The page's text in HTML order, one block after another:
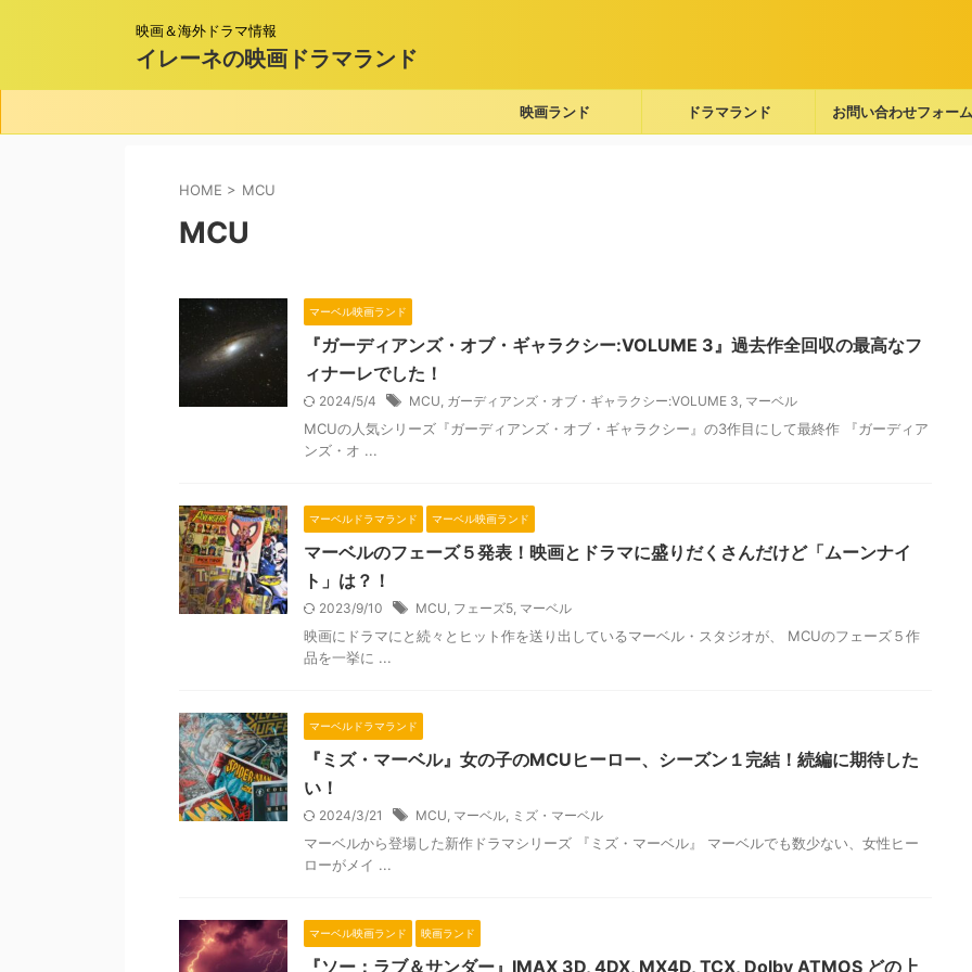
映画＆海外ドラマ情報
イレーネの映画ドラマランド
映画ランド ドラマランド お問い合わせフォーム
HOME > MCU
MCU
マーベル映画ランド
『ガーディアンズ・オブ・ギャラクシー:VOLUME 3』過去作全回収の最高なフ
ィナーレでした！
2024/5/4 MCU, ガーディアンズ・オブ・ギャラクシー:VOLUME 3, マーベル
MCUの人気シリーズ『ガーディアンズ・オブ・ギャラクシー』の3作目にして最終作 『ガーディア
ンズ・オ ...
マーベルドラマランド マーベル映画ランド
マーベルのフェーズ５発表！映画とドラマに盛りだくさんだけど「ムーンナイ
ト」は？！
2023/9/10 MCU, フェーズ5, マーベル
映画にドラマにと続々とヒット作を送り出しているマーベル・スタジオが、 MCUのフェーズ５作
品を一挙に ...
マーベルドラマランド
『ミズ・マーベル』女の子のMCUヒーロー、シーズン１完結！続編に期待した
い！
2024/3/21 MCU, マーベル, ミズ・マーベル
マーベルから登場した新作ドラマシリーズ 『ミズ・マーベル』 マーベルでも数少ない、女性ヒー
ローがメイ ...
マーベル映画ランド 映画ランド
『ソー：ラブ＆サンダー』IMAX 3D, 4DX, MX4D, TCX, Dolby ATMOS どの上